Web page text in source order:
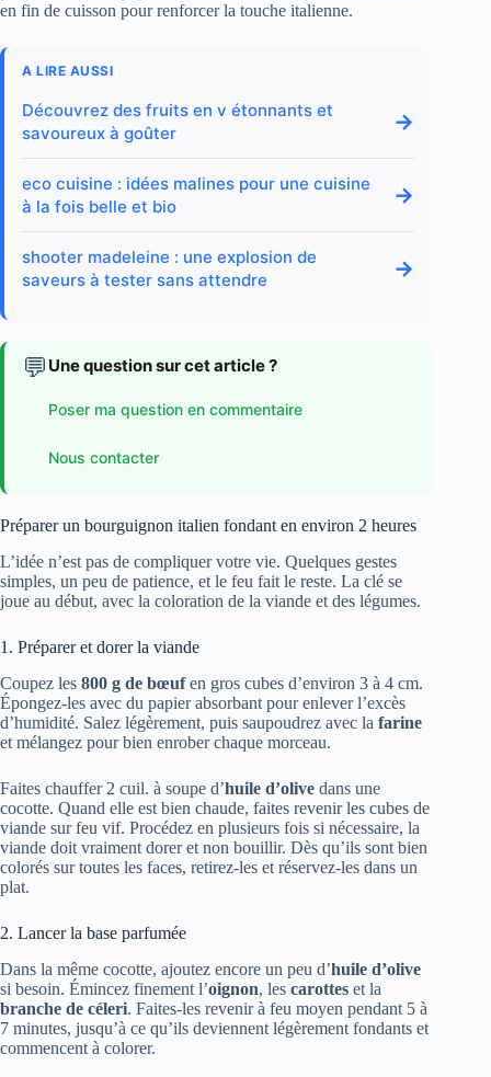
en fin de cuisson pour renforcer la touche italienne.
A LIRE AUSSI
Découvrez des fruits en v étonnants et
savoureux à goûter
→
eco cuisine : idées malines pour une cuisine
à la fois belle et bio
→
shooter madeleine : une explosion de
saveurs à tester sans attendre
→
💬 Une question sur cet article ?
Poser ma question en commentaire
Nous contacter
Préparer un bourguignon italien fondant en environ 2 heures
L’idée n’est pas de compliquer votre vie. Quelques gestes
simples, un peu de patience, et le feu fait le reste. La clé se
joue au début, avec la coloration de la viande et des légumes.
1. Préparer et dorer la viande
Coupez les 800 g de bœufen gros cubes d’environ 3 à 4 cm.
Épongez-les avec du papier absorbant pour enlever l’excès
d’humidité. Salez légèrement, puis saupoudrez avec la farine
et mélangez pour bien enrober chaque morceau.
Faites chauffer 2 cuil. à soupe d’huile d’olive dans une
cocotte. Quand elle est bien chaude, faites revenir les cubes de
viande sur feu vif. Procédez en plusieurs fois si nécessaire, la
viande doit vraiment dorer et non bouillir. Dès qu’ils sont bien
colorés sur toutes les faces, retirez-les et réservez-les dans un
plat.
2. Lancer la base parfumée
Dans la même cocotte, ajoutez encore un peu d’huile d’olive
si besoin. Émincez finement l’oignon, les carottes et la
branche de céleri. Faites-les revenir à feu moyen pendant 5 à
7 minutes, jusqu’à ce qu’ils deviennent légèrement fondants et
commencent à colorer.